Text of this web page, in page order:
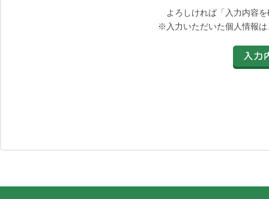
よろしければ「入力内容
※入力いただいた個人情報